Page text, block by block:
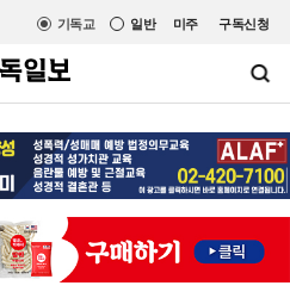
미주 구독신청
일반
기독교